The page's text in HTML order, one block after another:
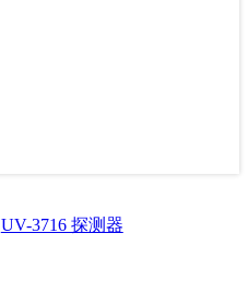
UV-3716 探测器